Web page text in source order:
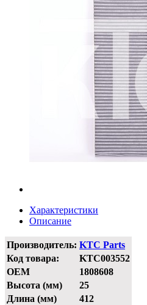
Характеристики
Описание
Производитель: KTC Parts
Код товара:
KTC003552
OEM
1808608
Высота (мм)
25
Длина (мм)
412